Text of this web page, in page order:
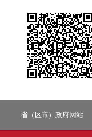
省（区市）政府网站